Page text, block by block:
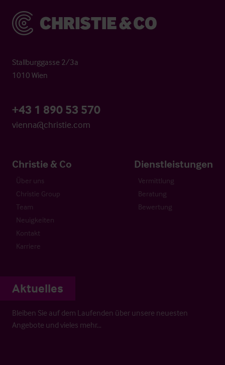
Christie & Co
Stallburggasse 2/3a
1010 Wien
+43 1 890 53 570
vienna@christie.com
Christie & Co
Über uns
Christie Group
Team
Neuigkeiten
Kontakt
Karriere
Dienstleistungen
Vermittlung
Beratung
Bewertung
Aktuelles
Bleiben Sie auf dem Laufenden über unsere neuesten
Angebote und vieles mehr…